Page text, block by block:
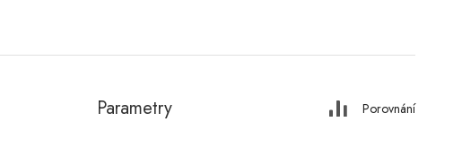
Parametry Porovnání